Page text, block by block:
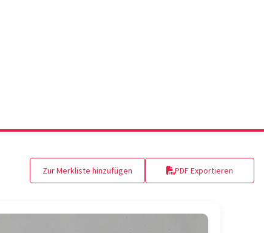
Zur Merkliste hinzufügen PDF Exportieren